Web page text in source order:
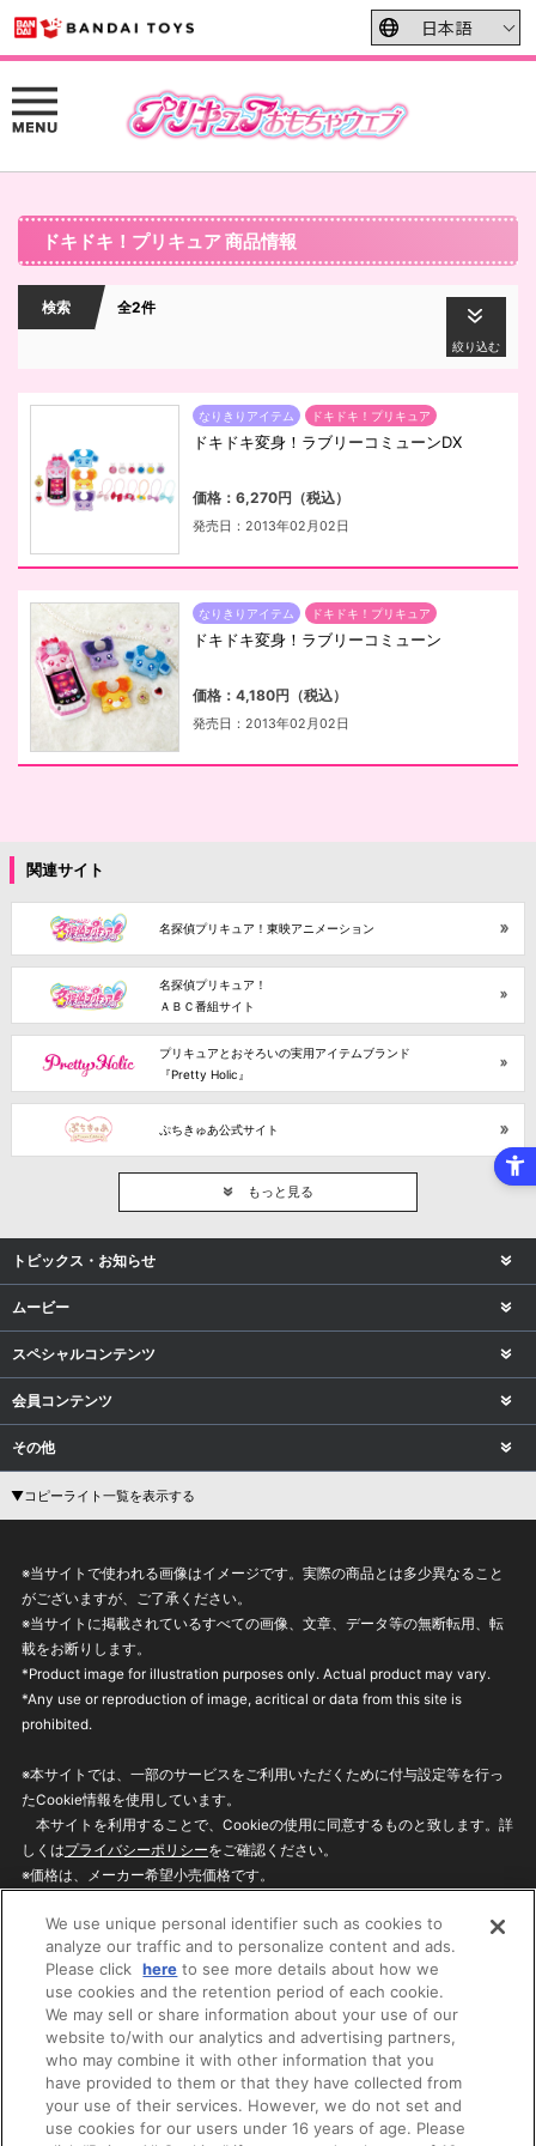
ドキドキ！プリキュア 商品情報
検索 全2件
絞り込む
なりきりアイテム ドキドキ！プリキュア
ドキドキ変身！ラブリーコミューンDX
価格：6,270円（税込）
発売日：2013年02月02日
なりきりアイテム ドキドキ！プリキュア
ドキドキ変身！ラブリーコミューン
価格：4,180円（税込）
発売日：2013年02月02日
関連サイト
名探偵プリキュア！東映アニメーション
名探偵プリキュア！
ＡＢＣ番組サイト
プリキュアとおそろいの実用アイテムブランド
『Pretty Holic』
ぷちきゅあ公式サイト
もっと見る
トピックス・お知らせ
ムービー
スペシャルコンテンツ
会員コンテンツ
その他
▼コピーライト一覧を表示する
※当サイトで使われる画像はイメージです。実際の商品とは多少異なること
がございますが、ご了承ください。
※当サイトに掲載されているすべての画像、文章、データ等の無断転用、転
載をお断りします。
*Product image for illustration purposes only. Actual product may vary.
*Any use or reproduction of image, acritical or data from this site is
prohibited.
※本サイトでは、一部のサービスをご利用いただくために付与設定等を行っ
たCookie情報を使用しています。
本サイトを利用することで、Cookieの使用に同意するものと致します。詳
しくはプライバシーポリシーをご確認ください。
※価格は、メーカー希望小売価格です。
ざいますのでご了承ください。
privacypolicy
Do Not Sell or Share My
Personal Information
ウェブサイトご利用条件
ソーシャルメディアポリシー
個人情報保護方針
お問い合わせ
We use unique personal identifier such as cookies to
analyze our traffic and to personalize content and ads.
Please click here to see more details about how we
use cookies and the retention period of each cookie.
We may sell or share information about your use of our
website to/with our analytics and advertising partners,
who may combine it with other information that you
have provided to them or that they have collected from
your use of their services. However, we do not set and
use cookies for our users under 16 years of age. Please